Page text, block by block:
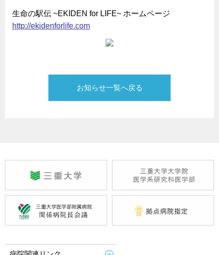
生命の駅伝 ~EKIDEN for LIFE~ ホームページ
http://ekidenforlife.com
お知らせ一覧へ戻る